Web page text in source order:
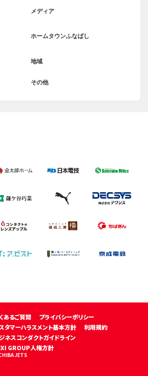
メディア
ホームタウンふなばし
地域
その他
あるご質問
プライバシーポリシー
タマーハラスメント基本方針
利用規約
ネスコンダクトガイドライン
GROUP人権方針
JETS